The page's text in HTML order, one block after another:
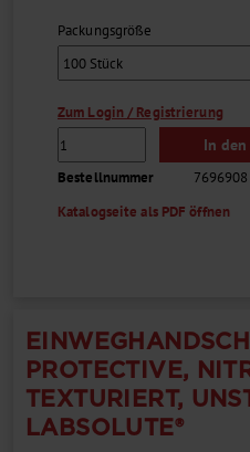
Packungsgröße
Zum Login / Registrierung
In
Bestellnummer
7696908
Katalogseite als PDF öffnen
PROTECTIVE,
EXTURIERT,
ABSOLUTE®